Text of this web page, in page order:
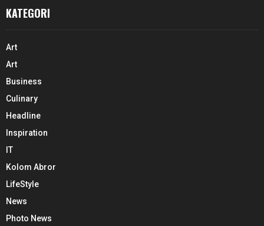
KATEGORI
Art
Art
Business
Culinary
Headline
Inspiration
IT
Kolom Abror
LifeStyle
News
Photo News